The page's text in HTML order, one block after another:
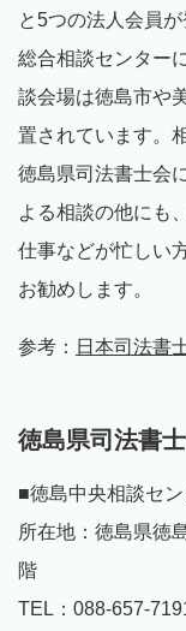
と5つの法人会員
総合相談センター
談会場は徳島市や
置されています。
徳島県司法書士会
よる相談の他にも
仕事などが忙しい
お勧めします。
参考： 日本司法書
徳島県司法書
■徳島中央相談セ
所在地：徳島県徳
階
TEL：088-657-